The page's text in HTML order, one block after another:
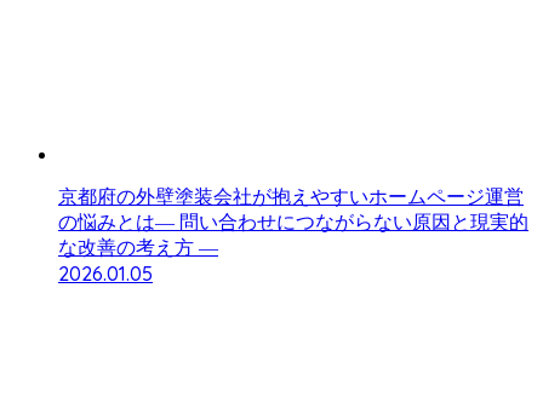
京都府の外壁塗装会社が抱えやすいホームページ運営
の悩みとは― 問い合わせにつながらない原因と現実的
な改善の考え方 ―
2026.01.05